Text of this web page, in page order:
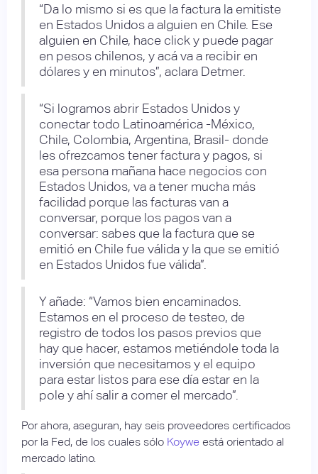
“Da lo mismo si es que la factura la emitiste
en Estados Unidos a alguien en Chile. Ese
alguien en Chile, hace click y puede pagar
en pesos chilenos, y acá va a recibir en
dólares y en minutos”, aclara Detmer.
“Si logramos abrir Estados Unidos y
conectar todo Latinoamérica -México,
Chile, Colombia, Argentina, Brasil- donde
les ofrezcamos tener factura y pagos, si
esa persona mañana hace negocios con
Estados Unidos, va a tener mucha más
facilidad porque las facturas van a
conversar, porque los pagos van a
conversar: sabes que la factura que se
emitió en Chile fue válida y la que se emitió
en Estados Unidos fue válida”.
Y añade: “Vamos bien encaminados.
Estamos en el proceso de testeo, de
registro de todos los pasos previos que
hay que hacer, estamos metiéndole toda la
inversión que necesitamos y el equipo
para estar listos para ese día estar en la
pole y ahí salir a comer el mercado”.
Por ahora, aseguran, hay seis proveedores certificados
por la Fed, de los cuales sólo Koywe está orientado al
mercado latino.